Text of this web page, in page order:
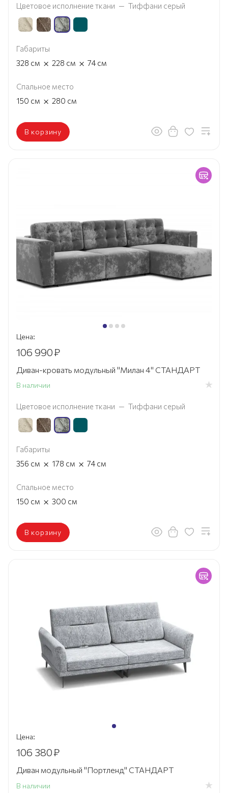
Цветовое исполнение ткани — Тиффани серый
Габариты
328 см × 228 см × 74 см
Спальное место
150 см × 280 см
В корзину
Цена:
106 990₽
Диван-кровать модульный "Милан 4" СТАНДАРТ
В наличии
Цветовое исполнение ткани — Тиффани серый
Габариты
356 см × 178 см × 74 см
Спальное место
150 см × 300 см
В корзину
Цена:
106 380₽
Диван модульный "Портленд" СТАНДАРТ
В наличии